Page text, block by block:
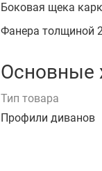
Боковая щека
Фанера толщиной
Основные
Тип товара
Профили диванов